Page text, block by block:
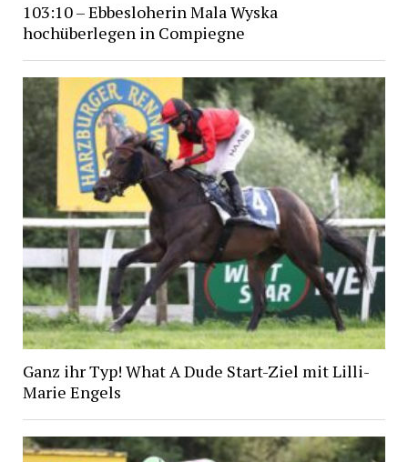
103:10 – Ebbesloherin Mala Wyska
hochüberlegen in Compiegne
Ganz ihr Typ! What A Dude Start-Ziel mit Lilli-
Marie Engels